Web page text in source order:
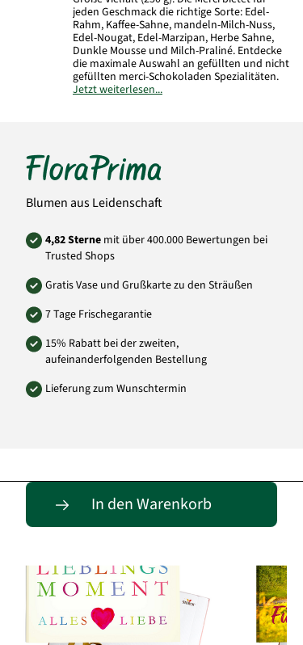
jeden Geschmack die richtige Sorte: Edel-
Rahm, Kaffee-Sahne, mandeln-Milch-Nuss,
Edel-Nougat, Edel-Marzipan, Herbe Sahne,
Dunkle Mousse und Milch-Praliné. Entdecke
die maximale Auswahl an gefüllten und nicht
gefüllten merci-Schokoladen Spezialitäten.
Jetzt weiterlesen...
Blumen aus Leidenschaft
4,82 Sterne mit über 400.000 Bewertungen bei
Trusted Shops
Gratis Vase und Grußkarte zu den Sträußen
7 Tage Frischegarantie
15% Rabatt bei der zweiten,
aufeinanderfolgenden Bestellung
Lieferung zum Wunschtermin
In den Warenkorb
Passende Alternativen